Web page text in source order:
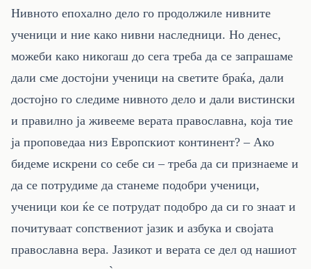
Нивното епохално дело го продолжиле нивните
ученици и ние како нивни наследници. Но денес,
можеби како никогаш до сега треба да се запрашаме
дали сме достојни ученици на светите браќа, дали
достојно го следиме нивното дело и дали вистински
и правилно ја живееме верата православна, која тие
ја проповедаа низ Европскиот континент? – Ако
бидеме искрени со себе си – треба да си признаеме и
да се потрудиме да станеме подобри ученици,
ученици кои ќе се потрудат подобро да си го знаат и
почитуваат сопствениот јазик и азбука и својата
православна вера. Јазикот и верата се дел од нашиот